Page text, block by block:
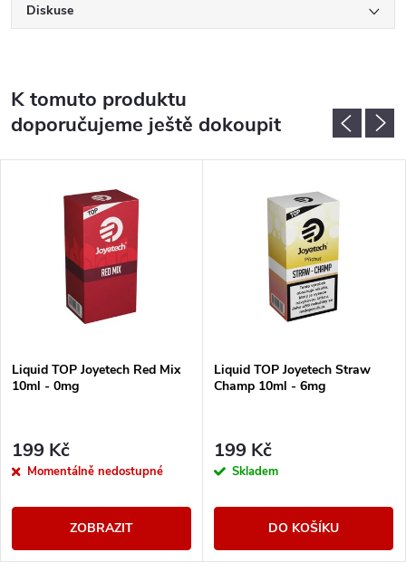
Diskuse
K tomuto produktu
doporučujeme ještě dokoupit
Liquid TOP Joyetech Red Mix
10ml - 0mg
199 Kč
Momentálně nedostupné
ZOBRAZIT
Liquid TOP Joyetech Straw
Champ 10ml - 6mg
199 Kč
Skladem
DO KOŠÍKU